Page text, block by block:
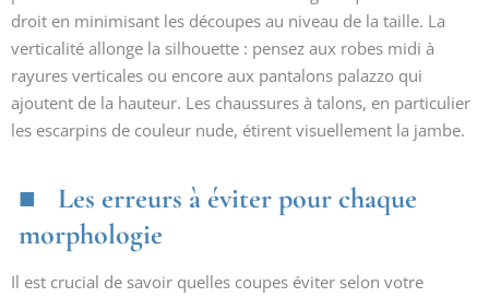
droit en minimisant les découpes au niveau de la taille. La
verticalité allonge la silhouette : pensez aux robes midi à
rayures verticales ou encore aux pantalons palazzo qui
ajoutent de la hauteur. Les chaussures à talons, en particulier
les escarpins de couleur nude, étirent visuellement la jambe.
Les erreurs à éviter pour chaque
morphologie
Il est crucial de savoir quelles coupes éviter selon votre